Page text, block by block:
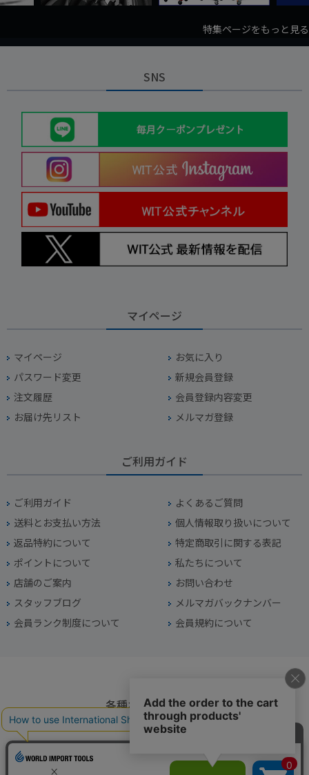
特集ページをもっと見る
SNS
マイページ
マイページ
お気に入り
パスワード変更
新規会員登録
注文履歴
会員登録内容変更
お届け先リスト
メルマガ登録
ご利用ガイド
ご利用ガイド
よくあるご質問
送料とお支払い方法
個人情報取り扱いについて
返品特約について
特定商取引に関する表記
ポイントについて
私たちについて
店舗のご案内
お問い合わせ
スタッフブログ
メルマガバックナンバー
会員ランク制度について
会員規約について
各種お問い合わせ
045-949-2451